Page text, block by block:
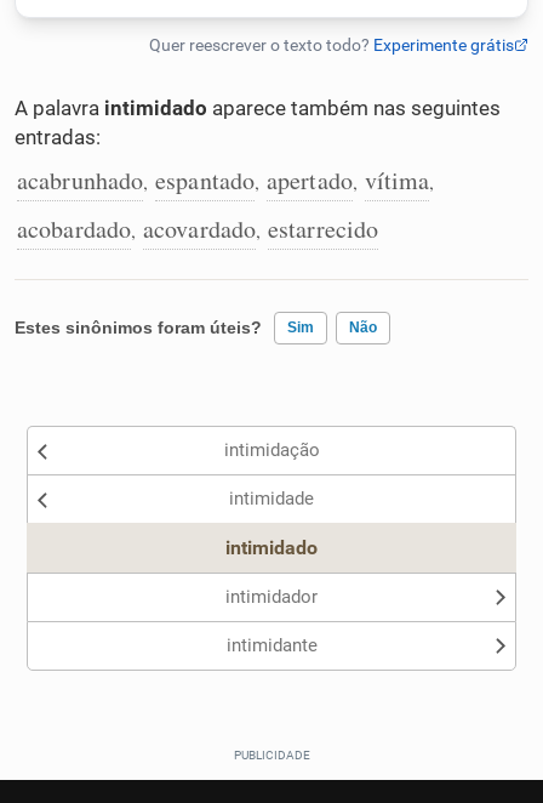
Cata-letras
Conexões
Caça-palavras
Dicionário
A palavra intimidado aparece também nas seguintes
entradas:
acabrunhado, espantado, apertado, vítima,
acobardado, acovardado, estarrecido
Estes sinônimos foram úteis? Sim Não
Nenhum dos sinônimos apresentados me ajudou
intimidação
intimidade
intimidado
intimidador
intimidante